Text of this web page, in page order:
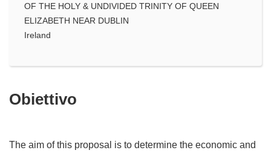
OF THE HOLY & UNDIVIDED TRINITY OF QUEEN
ELIZABETH NEAR DUBLIN
Ireland
Obiettivo
The aim of this proposal is to determine the economic and